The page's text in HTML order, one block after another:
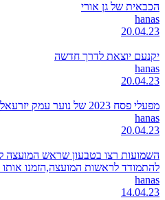
הכבאית של גן אורי
hanas
20.04.23
יקנעם יוצאת לדרך חדשה
hanas
20.04.23
מפעלי פסח 2023 של נוער עמק יזרעאל
hanas
20.04.23
השמועות רצו בטבעון שראש המועצה
להתמודד לראשות המועצה,הזמנו אותו
hanas
14.04.23